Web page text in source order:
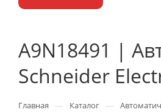
A9N18491 |
Schneider
Главная — Каталог —